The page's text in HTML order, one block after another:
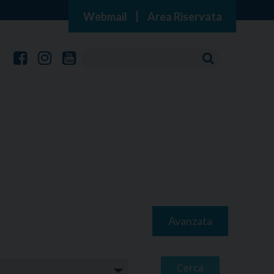
Webmail Area Riservata
Avanzata